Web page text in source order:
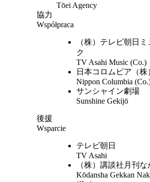
Tōei Agency
協力
Współpraca
（株）テレビ朝日
ク
TV Asahi Music (Co.)
日本コロムビア（株
Nippon Columbia
サンシャイン劇場
Sunshine Gekijō
後援
Wsparcie
テレビ朝日
TV Asahi
（株）講談社月刊な
Kōdansha Gekkan